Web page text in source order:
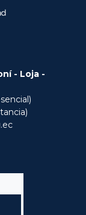
- Loja -